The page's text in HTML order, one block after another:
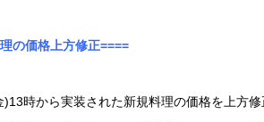
の価格上方修正====
時から実装された新規料理の価格を上方修